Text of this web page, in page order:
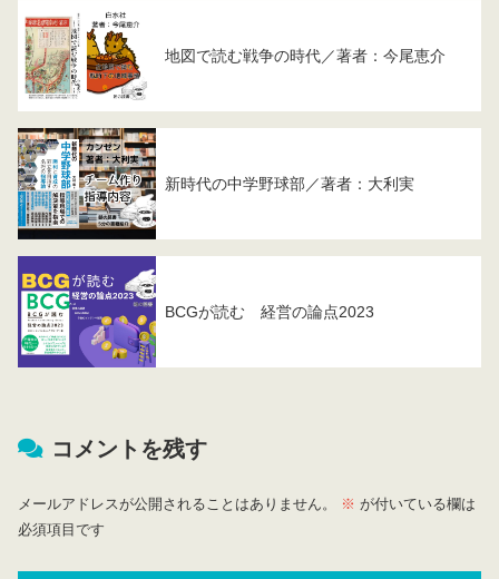
地図で読む戦争の時代／著者：今尾恵介
新時代の中学野球部／著者：大利実
BCGが読む 経営の論点2023
コメントを残す
メールアドレスが公開されることはありません。 ※ が付いている欄は
必須項目です